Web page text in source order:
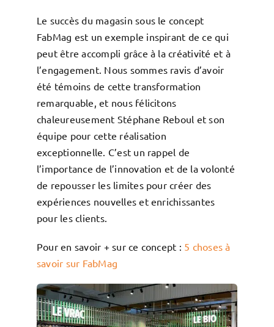
Le succès du magasin sous le concept
FabMag est un exemple inspirant de ce qui
peut être accompli grâce à la créativité et à
l’engagement. Nous sommes ravis d’avoir
été témoins de cette transformation
remarquable, et nous félicitons
chaleureusement Stéphane Reboul et son
équipe pour cette réalisation
exceptionnelle. C’est un rappel de
l’importance de l’innovation et de la volonté
de repousser les limites pour créer des
expériences nouvelles et enrichissantes
pour les clients.
Pour en savoir + sur ce concept : 5 choses à
savoir sur FabMag